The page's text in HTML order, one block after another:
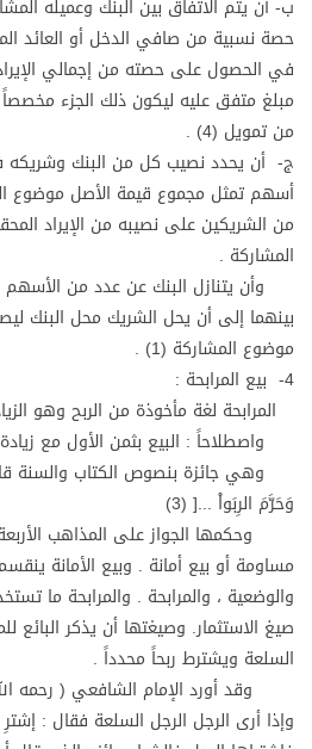
ب- أن يتم الاتفاق بين البنك وعميله
حصة نسبية من صافي الدخل أو العائد
في الحصول على حصته من إجمالي
مبلغ متفق عليه ليكون ذلك الجزء
من تمويل (4) .
ج- أن يحدد نصيب كل من البنك
أسهم تمثل مجموع قيمة الأصل موضوع
من الشريكين على نصيبه من الإيراد
المشاركة .
وأن يتنازل البنك عن عدد من الأسهم
بينهما إلى أن يحل الشريك محل البنك
موضوع المشاركة (1) .
4- بيع المرابحة :
المرابحة لغة مأخوذة من الربح وهو
واصطلاحاً : البيع بثمن الأول مع زيادة
وهي جائزة بنصوص الكتاب والسنة
وَحَرَّمَ الرِبَواْ ...[ (3)
وحكمها الجواز على المذاهب الأربعة
مساومة أو بيع أمانة . وبيع الأمانة
والوضعية ، والمرابحة . والمرابحة ما
صيغ الاستثمار. وصيغتها أن يذكر البائع
السلعة ويشترط ربحاً محدداً .
وقد أورد الإمام الشافعي ( رحمه
وإذا أرى الرجل الرجل السلعة فقال :